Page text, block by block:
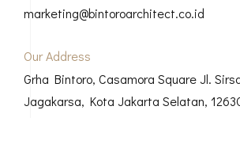
marketing@bintoroarchitect.co.id
Our Address
Grha Bintoro, Casamora Square Jl.
Jagakarsa, Kota Jakarta Selatan,